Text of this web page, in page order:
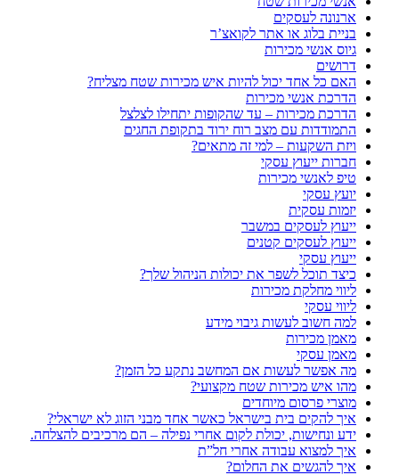
ארנונה לעסקים
בניית בלוג או אתר לקואצ’ר
גיוס אנשי מכירות
דרושים
האם כל אחד יכול להיות איש מכירות שטח מצליח?
הדרכת אנשי מכירות
הדרכת מכירות – עד שהקופות יתחילו לצלצל
התמודדות עם מצב רוח ירוד בתקופת החגים
ויזת השקעות – למי זה מתאים?
חברות ייעוץ עסקי
טיפ לאנשי מכירות
יועץ עסקי
יזמות עסקית
ייעוץ לעסקים במשבר
ייעוץ לעסקים קטנים
ייעוץ עסקי
כיצד תוכל לשפר את יכולות הניהול שלך?
ליווי מחלקת מכירות
ליווי עסקי
למה חשוב לעשות גיבוי מידע
מאמן מכירות
מאמן עסקי
מה אפשר לעשות אם המחשב נתקע כל הזמן?
מהו איש מכירות שטח מקצועי?
מוצרי פרסום מיוחדים
איך להקים בית בישראל כאשר אחד מבני הזוג לא ישראלי?
ידע ונחישות, יכולת לקום אחרי נפילה – הם מרכיבים להצלחה.
איך למצוא עבודה אחרי חל”ת
איך להגשים את החלום?